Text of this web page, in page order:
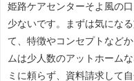
姫路ケアセンターそよ風の
少ないです。まずは気にな
て、特徴やコンセプトなど
ムは少人数のアットホーム
ミに頼らず、資料請求して